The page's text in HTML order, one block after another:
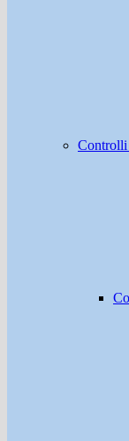
Controlli